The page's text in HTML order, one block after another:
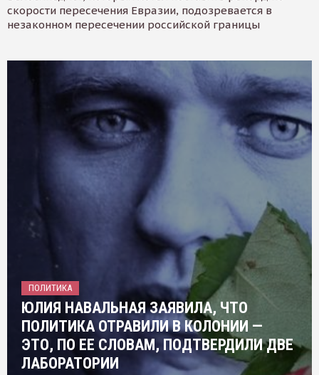
скорости пересечения Евразии, подозревается в
незаконном пересечении российской границы
ПОЛИТИКА
ЮЛИЯ НАВАЛЬНАЯ ЗАЯВИЛА, ЧТО
ПОЛИТИКА ОТРАВИЛИ В КОЛОНИИ —
ЭТО, ПО ЕЕ СЛОВАМ, ПОДТВЕРДИЛИ ДВЕ
ЛАБОРАТОРИИ